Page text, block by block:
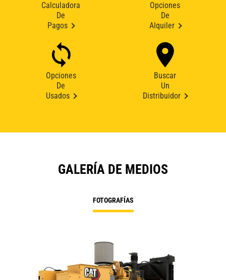
Calculadora
De
Pagos
Opciones
De
Alquiler
Opciones
De
Usados
Buscar
Un
Distribuidor
GALERÍA DE MEDIOS
FOTOGRAFÍAS